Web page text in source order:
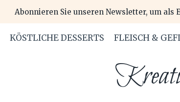
Abonnieren Sie unseren Newsletter, um als
KÖSTLICHE DESSERTS FLEISCH &